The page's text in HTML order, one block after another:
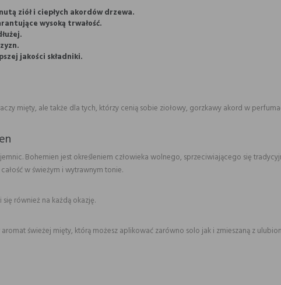
ziół i ciepłych akordów drzewa.
wysoką trwałość.
jakości składniki.
mięty, ale także dla tych, którzy cenią sobie ziołowy, gorzkawy akord w
Bohemien jest określeniem człowieka wolnego, sprzeciwiającego się
w świeżym i wytrawnym tonie.
również na każdą okazję.
świeżej mięty, którą możesz aplikować zarówno solo jak i zmieszaną z